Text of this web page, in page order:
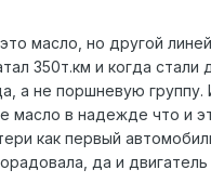
масло, но другой
350т.км и когда
а не поршневую
масло в надежде что и
как первый
да и